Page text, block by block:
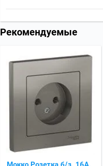
Рекомендуемые